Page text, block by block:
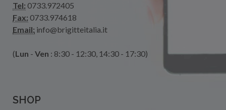
Tel: 0733.972405
Fax: 0733.974618
Email: info@brigitteitalia.it
(Lun - Ven : 8:30 - 12:30, 14:30 - 17:30)
SHOP